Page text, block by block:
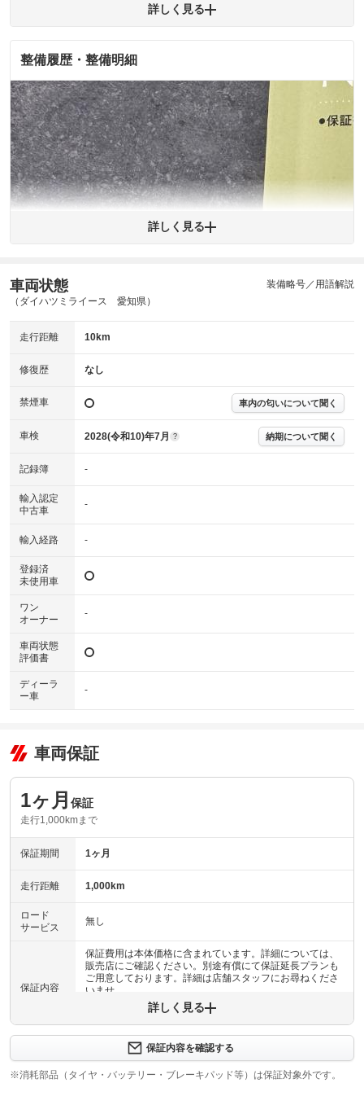
1/1
※購入時は必ず現車をご確認下さい。
※整備記録簿はあくまでも記載している整備日の結果となります。車両情報等の
詳細は各販売店へお問い合わせ下さい。
詳しく見る
整備履歴・整備明細
拡大
※購入時は必ず現車をご確認下さい。
詳しく見る
車両状態
（ダイハツミライース 愛知県）
装備略号／用語解説
走行距離 10km
修復歴 なし
禁煙車 車内の匂いについて聞く
車検 2028(令和10)年7月 ? 納期について聞く
記録簿 -
輸入認定
中古車
-
輸入経路 -
登録済
未使用車
ワン
オーナー
-
車両状態
評価書
ディーラ
ー車
-
車両保証
1ヶ月 保証
走行1,000kmまで
保証期間 1ヶ月
走行距離 1,000km
ロード
サービス
無し
保証内容
保証費用は本体価格に含まれています。詳細については、
販売店にご確認ください。別途有償にて保証延長プランも
ご用意しております。詳細は店舗スタッフにお尋ねくださ
いませ。
詳しく見る
保証内容を確認する
※消耗部品（タイヤ・バッテリー・ブレーキパッド等）は保証対象外です。